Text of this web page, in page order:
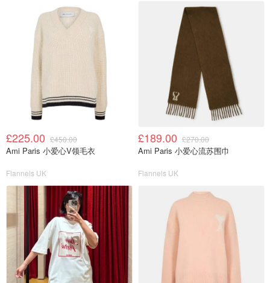
£225.00 £450.00
Ami Paris 小爱心V领毛衣
Flannels UK
£189.00 £270.00
Ami Paris 小爱心流苏围巾
Flannels UK